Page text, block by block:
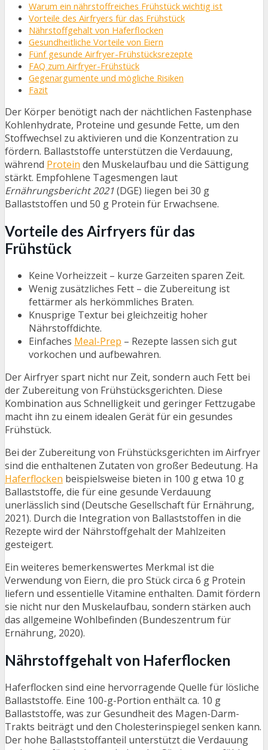
Warum ein nährstoffreiches Frühstück wichtig ist
Vorteile des Airfryers für das Frühstück
Nährstoffgehalt von Haferflocken
Gesundheitliche Vorteile von Eiern
Fünf gesunde Airfryer-Frühstücksrezepte
FAQ zum Airfryer-Frühstück
Gegenargumente und mögliche Risiken
Fazit
Der Körper benötigt nach der nächtlichen Fastenphase
Kohlenhydrate, Proteine und gesunde Fette, um den
Stoffwechsel zu aktivieren und die Konzentration zu
fördern. Ballaststoffe unterstützen die Verdauung,
während Protein den Muskelaufbau und die Sättigung
stärkt. Empfohlene Tagesmengen laut
Ernährungsbericht 2021(DGE) liegen bei 30 g
Ballaststoffen und 50 g Protein für Erwachsene.
Vorteile des Airfryers für das
Frühstück
Keine Vorheizzeit – kurze Garzeiten sparen Zeit.
Wenig zusätzliches Fett – die Zubereitung ist
fettärmer als herkömmliches Braten.
Knusprige Textur bei gleichzeitig hoher
Nährstoffdichte.
Einfaches Meal-Prep – Rezepte lassen sich gut
vorkochen und aufbewahren.
Der Airfryer spart nicht nur Zeit, sondern auch Fett bei
der Zubereitung von Frühstücksgerichten. Diese
Kombination aus Schnelligkeit und geringer Fettzugabe
macht ihn zu einem idealen Gerät für ein gesundes
Frühstück.
Bei der Zubereitung von Frühstücksgerichten im Airfryer
sind die enthaltenen Zutaten von großer Bedeutung. Ha
Haferflocken beispielsweise bieten in 100 g etwa 10 g
Ballaststoffe, die für eine gesunde Verdauung
unerlässlich sind (Deutsche Gesellschaft für Ernährung,
2021). Durch die Integration von Ballaststoffen in die
Rezepte wird der Nährstoffgehalt der Mahlzeiten
gesteigert.
Ein weiteres bemerkenswertes Merkmal ist die
Verwendung von Eiern, die pro Stück circa 6 g Protein
liefern und essentielle Vitamine enthalten. Damit fördern
sie nicht nur den Muskelaufbau, sondern stärken auch
das allgemeine Wohlbefinden (Bundeszentrum für
Ernährung, 2020).
Nährstoffgehalt von Haferflocken
Haferflocken sind eine hervorragende Quelle für lösliche
Ballaststoffe. Eine 100-g-Portion enthält ca. 10 g
Ballaststoffe, was zur Gesundheit des Magen-Darm-
Trakts beiträgt und den Cholesterinspiegel senken kann.
Der hohe Ballaststoffanteil unterstützt die Verdauung